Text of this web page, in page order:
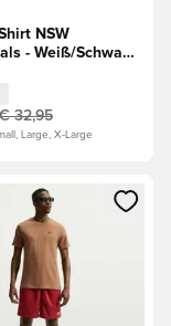
NSW
- Weiß/Schwarz
€ 32,95
Large, X-Large
Registrieren als
Fenster zum